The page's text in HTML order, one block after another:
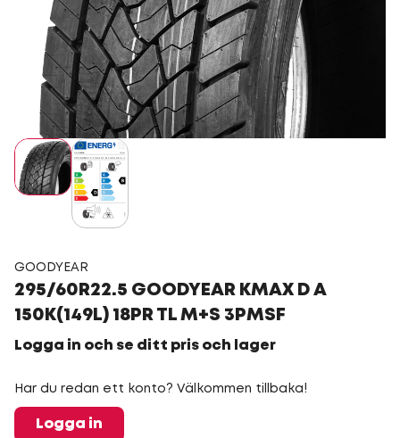
GOODYEAR
295/60R22.5 GOODYEAR KMAX D A
150K(149L) 18PR TL M+S 3PMSF
Logga in och se ditt pris och lager
Har du redan ett konto? Välkommen tillbaka!
Logga in